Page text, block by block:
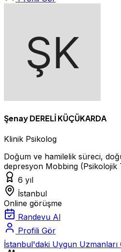
Şenay DERELİ KÜÇÜKARDA
Klinik Psikolog
Doğum ve hamilelik süreci,
depresyon Mobbing (Psikolojik
6 yıl
İstanbul
Online görüşme
Randevu Al
Profili Gör
İstanbul'daki Uygun